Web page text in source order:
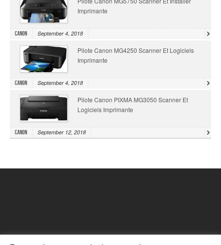
Imprimante
Canon September 4, 2018
Pilote Canon MG4250 Scanner Et Logiciels
Imprimante
Canon September 4, 2018
Pilote Canon PIXMA MG3050 Scanner Et
Logiciels Imprimante
Canon September 12, 2018